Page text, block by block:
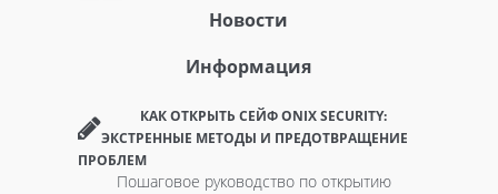
Новости
Информация
КАК ОТКРЫТЬ СЕЙФ ONIX SECURITY:
ЭКСТРЕННЫЕ МЕТОДЫ И ПРЕДОТВРАЩЕНИЕ
ПРОБЛЕМ
Пошаговое руководство по открытию